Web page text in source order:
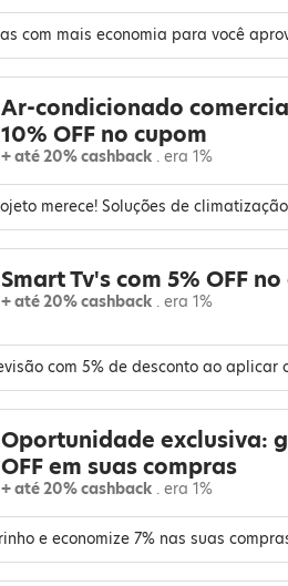
com mais economia para você
Ar-condicionado
10% OFF no cupom
+ até 20% cashback . era 1%
merece! Soluções de climatização
Smart Tv's com 5% OFF
+ até 20% cashback . era 1%
com 5% de desconto ao aplicar
Oportunidade exclusiva:
OFF em suas compras
+ até 20% cashback . era 1%
e economize 7% nas suas